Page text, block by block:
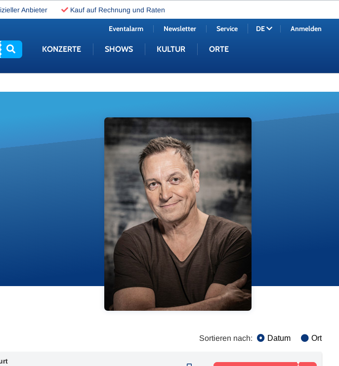
Anbieter Kauf auf Rechnung und Raten
KONZERTE SHOWS KULTUR ORTE
Eventalarm Newsletter Service DE Anmelden
Sortieren nach: Datum Ort